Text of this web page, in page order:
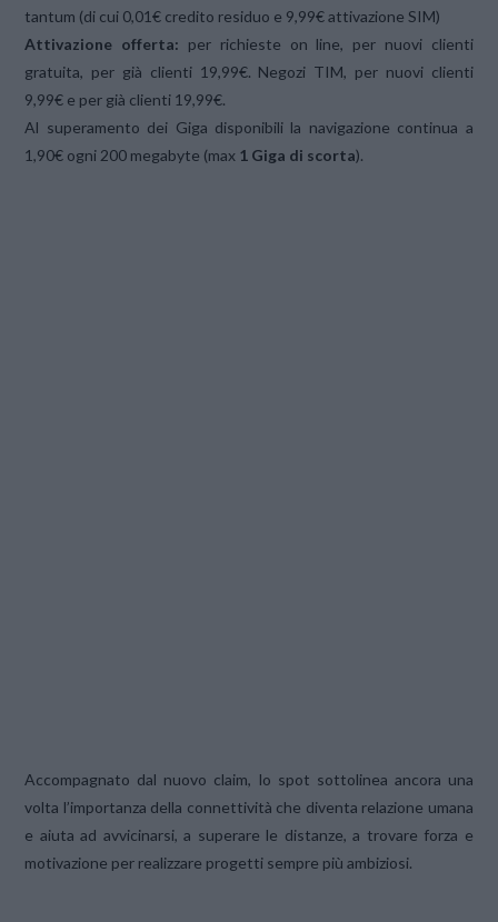
tantum (di cui 0,01€ credito residuo e 9,99€ attivazione SIM)
Attivazione offerta: per richieste on line, per nuovi clienti
gratuita, per già clienti 19,99€. Negozi TIM, per nuovi clienti
9,99€ e per già clienti 19,99€.
Al superamento dei Giga disponibili la navigazione continua a
1,90€ ogni 200 megabyte (max 1 Giga di scorta).
Accompagnato dal nuovo claim, lo spot sottolinea ancora una
volta l’importanza della connettività che diventa relazione umana
e aiuta ad avvicinarsi, a superare le distanze, a trovare forza e
motivazione per realizzare progetti sempre più ambiziosi.